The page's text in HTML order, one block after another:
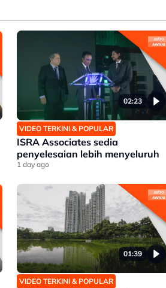
02:23
VIDEO TERKINI & POPULAR
ISRA Associates sedia
penyelesaian lebih menyeluruh
1 day ago
01:39
VIDEO TERKINI & POPULAR